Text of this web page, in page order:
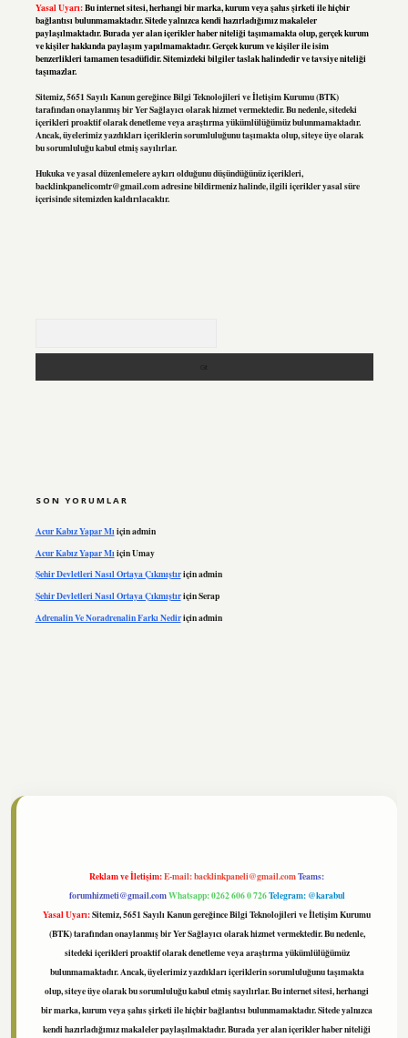
Yasal Uyarı:Bu internet sitesi, herhangi bir marka, kurum veya şahıs şirketi ile hiçbir
bağlantısı bulunmamaktadır. Sitede yalnızca kendi hazırladığımız makaleler
paylaşılmaktadır. Burada yer alan içerikler haber niteliği taşımamakta olup, gerçek kurum
ve kişiler hakkında paylaşım yapılmamaktadır. Gerçek kurum ve kişiler ile isim
benzerlikleri tamamen tesadüfidir. Sitemizdeki bilgiler taslak halindedir ve tavsiye niteliği
taşımazlar.
Sitemiz, 5651 Sayılı Kanun gereğince Bilgi Teknolojileri ve İletişim Kurumu (BTK)
tarafından onaylanmış bir Yer Sağlayıcı olarak hizmet vermektedir. Bu nedenle, sitedeki
içerikleri proaktif olarak denetleme veya araştırma yükümlülüğümüz bulunmamaktadır.
Ancak, üyelerimiz yazdıkları içeriklerin sorumluluğunu taşımakta olup, siteye üye olarak
bu sorumluluğu kabul etmiş sayılırlar.
Hukuka ve yasal düzenlemelere aykırı olduğunu düşündüğünüz içerikleri,
backlinkpanelicomtr@gmail.comadresine bildirmeniz halinde, ilgili içerikler yasal süre
içerisinde sitemizden kaldırılacaktır.
SON YORUMLAR
Acur Kabız Yapar Mıiçinadmin
Acur Kabız Yapar Mı içinUmay
Şehir Devletleri Nasıl Ortaya Çıkmıştıriçinadmin
Şehir Devletleri Nasıl Ortaya ÇıkmıştıriçinSerap
Adrenalin Ve Noradrenalin Farkı Nediriçinadmin
Reklam ve İletişim:E-mail:backlinkpaneli@gmail.comTeams:
forumhizmeti@gmail.comWhatsapp: 0262 606 0 726Telegram: @karabul
Yasal Uyarı:Sitemiz, 5651 Sayılı Kanun gereğince Bilgi Teknolojileri ve İletişim Kurumu
(BTK) tarafından onaylanmış bir Yer Sağlayıcı olarak hizmet vermektedir. Bu nedenle,
sitedeki içerikleri proaktif olarak denetleme veya araştırma yükümlülüğümüz
bulunmamaktadır. Ancak, üyelerimiz yazdıkları içeriklerin sorumluluğunu taşımakta
olup, siteye üye olarak bu sorumluluğu kabul etmiş sayılırlar. Bu internet sitesi, herhangi
bir marka, kurum veya şahıs şirketi ile hiçbir bağlantısı bulunmamaktadır. Sitede yalnızca
kendi hazırladığımız makaleler paylaşılmaktadır. Burada yer alan içerikler haber niteliği